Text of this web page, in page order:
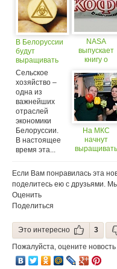
В Белоруссии
будут
выращивать
гмо-
картофель
Сельское
хозяйство –
одна из
важнейших
отраслей
экономики
Белоруссии.
В настоящее
время эта...
NASA
выпускает
книгу о
еде
На МКС
начнут
выращивать
Если Вам понравилась эта
поделитесь ею с друзьями.
Оценить
Поделиться
Это интересно
3
Пожалуйста, оцените новость